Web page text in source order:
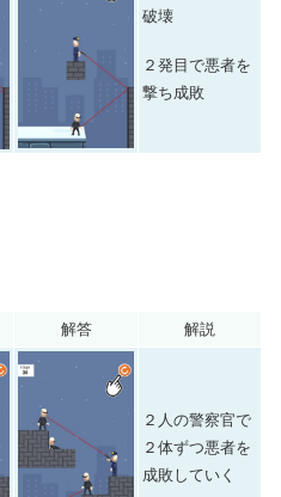
破壊
２発目で悪者を
撃ち成敗
解答 解説
２人の警察官で
２体ずつ悪者を
成敗していく